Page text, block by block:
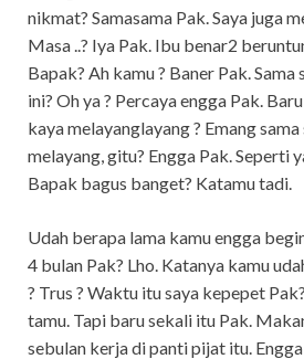
nikmat? Samasama Pak. Saya juga
Masa ..? Iya Pak. Ibu benar2
Bapak? Ah kamu ? Baner Pak. Sama
ini? Oh ya ? Percaya engga Pak.
kaya melayanglayang ? Emang
melayang, gitu? Engga Pak. Seperti
Bapak bagus banget? Katamu tadi.
Udah berapa lama kamu engga
4 bulan Pak? Lho. Katanya kamu
? Trus ? Waktu itu saya kepepet
tamu. Tapi baru sekali itu Pak.
sebulan kerja di panti pijat itu.